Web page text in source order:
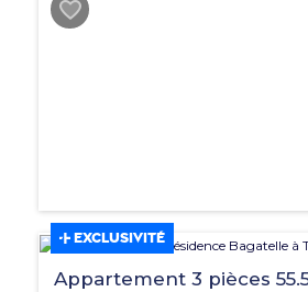
EXCLUSIVITÉ
Appartement 3 pièces